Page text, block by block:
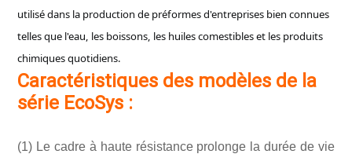
utilisé dans la production de préformes d'entreprises bien connues
telles que l'eau, les boissons, les huiles comestibles et les produits
chimiques quotidiens.
Caractéristiques des modèles de la
série EcoSys :
(1) Le cadre à haute résistance prolonge la durée de vie